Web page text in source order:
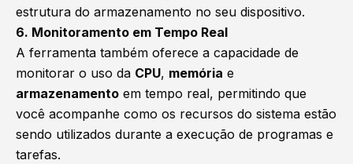
estrutura do armazenamento no seu dispositivo.
6. Monitoramento em Tempo Real
A ferramenta também oferece a capacidade de
monitorar o uso da CPU, memória e
armazenamento em tempo real, permitindo que
você acompanhe como os recursos do sistema estão
sendo utilizados durante a execução de programas e
tarefas.